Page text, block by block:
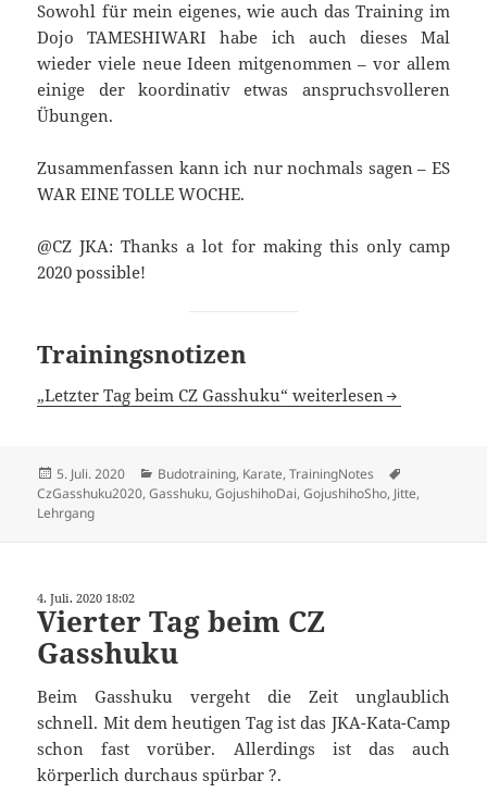
Sowohl für mein eigenes, wie auch das Training im
Dojo TAMESHIWARI habe ich auch dieses Mal
wieder viele neue Ideen mitgenommen – vor allem
einige der koordinativ etwas anspruchsvolleren
Übungen.
Zusammenfassen kann ich nur nochmals sagen – ES
WAR EINE TOLLE WOCHE.
@CZ JKA: Thanks a lot for making this only camp
2020 possible!
Trainingsnotizen
„Letzter Tag beim CZ Gasshuku“ weiterlesen
Veröffentlicht
am
5. Juli. 2020 Kategorien
Budotraining, Karate,TrainingNotes
CzGasshuku2020,Gasshuku,GojushihoDai,GojushihoSho, Jitte,
Lehrgang
4. Juli. 2020 18:02
Vierter Tag beim CZ
Gasshuku
Beim Gasshuku vergeht die Zeit unglaublich
schnell. Mit dem heutigen Tag ist das JKA-Kata-Camp
schon fast vorüber. Allerdings ist das auch
körperlich durchaus spürbar ?.